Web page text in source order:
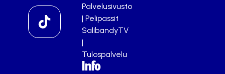
Palvelusivusto
| Pelipassit
SalibandyTV
|
Tulospalvelu
Info